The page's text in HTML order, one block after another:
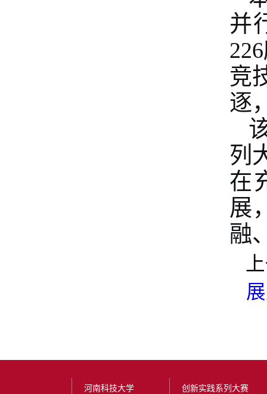
并
竞
逐
列
在
展
融
河南科技大学 创新实践系列大赛